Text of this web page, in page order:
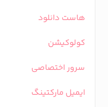
هاست دانلود
کولوکیشن
سرور اختصاصی
ایمیل مارکتینگ